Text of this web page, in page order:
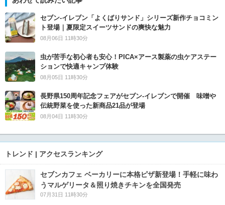
セブン‐イレブン「よくばりサンド」シリーズ新作チョコミン
ト登場｜夏限定スイーツサンドの爽快な魅力
08月06日 11時30分
虫が苦手な初心者も安心！PICA×アース製薬の虫ケアステー
ションで快適キャンプ体験
08月05日 11時30分
長野県150周年記念フェアがセブン-イレブンで開催 味噌や
伝統野菜を使った新商品21品が登場
08月04日 11時30分
トレンド | アクセスランキング
セブンカフェ ベーカリーに本格ピザ新登場！手軽に味わ
うマルゲリータ＆照り焼きチキンを全国発売
07月31日 11時30分